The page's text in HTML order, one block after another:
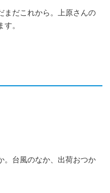
まだこれから。上原さんの
。
。台風のなか、出荷おつか